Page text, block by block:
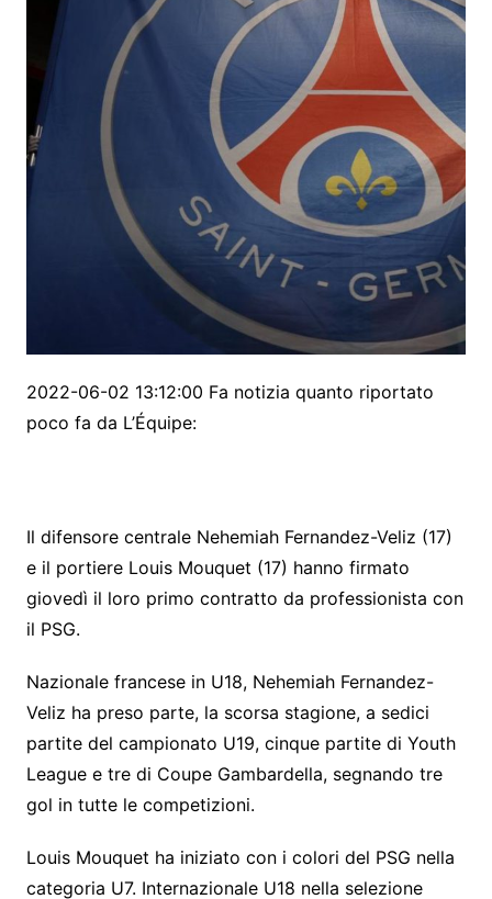
2022-06-02 13:12:00 Fa notizia quanto riportato
poco fa da L’Équipe:
Il difensore centrale Nehemiah Fernandez-Veliz (17)
e il portiere Louis Mouquet (17) hanno firmato
giovedì il loro primo contratto da professionista con
il PSG.
Nazionale francese in U18, Nehemiah Fernandez-
Veliz ha preso parte, la scorsa stagione, a sedici
partite del campionato U19, cinque partite di Youth
League e tre di Coupe Gambardella, segnando tre
gol in tutte le competizioni.
Louis Mouquet ha iniziato con i colori del PSG nella
categoria U7. Internazionale U18 nella selezione